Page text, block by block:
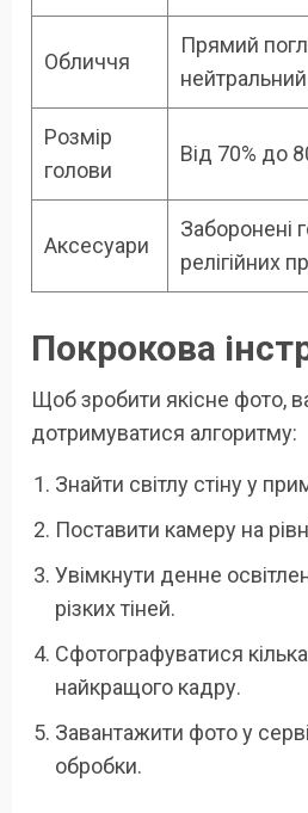
Обличчя
Прямий
Розмір
голови
Від 70% до
Аксесуари
Заборонені
релігійних
Покрокова
Щоб зробити якісне фото,
дотримуватися алгоритму:
Знайти світлу стіну у
Поставити камеру на
Увімкнути денне
різких тіней.
Сфотографуватися
найкращого кадру.
Завантажити фото у
обробки.